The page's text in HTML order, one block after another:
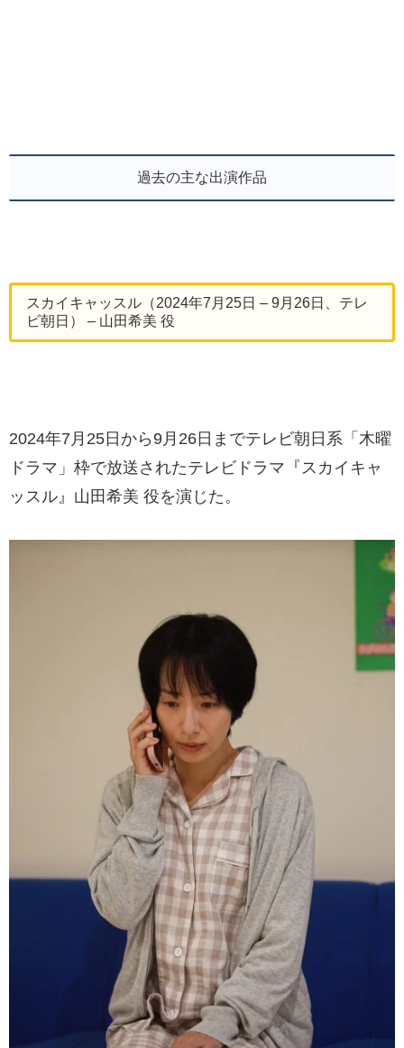
過去の主な出演作品
スカイキャッスル（2024年7月25日 – 9月26日、テレ
ビ朝日） – 山田希美 役
2024年7月25日から9月26日までテレビ朝日系「木曜
ドラマ」枠で放送されたテレビドラマ『スカイキャ
ッスル』山田希美 役を演じた。